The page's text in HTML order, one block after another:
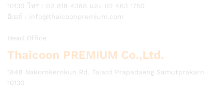
10130 โทร : 02 818 4368 และ 02 463 1750
อีเมล์ : info@thaicoonpremium.com
Head Office
Thaicoon PREMIUM Co.,Ltd.
1848 Nakornkernkun Rd. Talard Prapadaeng Samutprakarn
10130